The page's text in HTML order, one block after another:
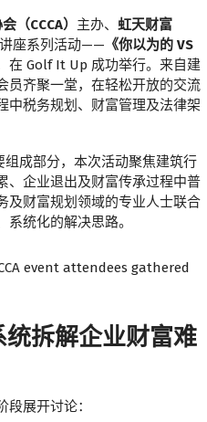
（CCCA） 主办、 虹天财富
座系列活动—— 《你以为的 VS
在 Golf It Up 成功举行。来自建
员齐聚一堂，在轻松开放的交流
中税务规划、财富管理及法律架
组成部分，本次活动聚焦建筑行
、企业退出及财富传承过程中普
及财富规划领域的专业人士联合
统化的解决思路。
拆解企业财富难
展开讨论：